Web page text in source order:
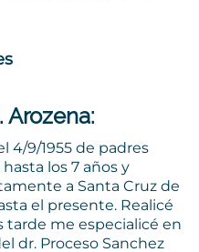
4/9/1955 de padres
los 7 años y
a Santa Cruz de
el presente. Realicé
me especialicé en
dr. Proceso Sanchez